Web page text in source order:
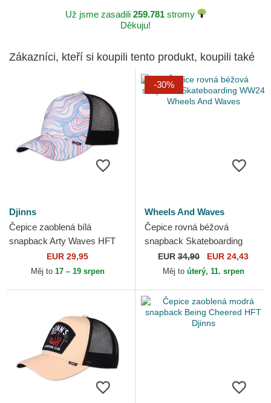
Už jsme zasadili 259.781stromy
Děkuju!
Zákazníci, kteří si koupili tento produkt, koupili také
Djinns
Čepice zaoblená bílá
snapback Arty Waves HFT
EUR 29,95
Měj to 17 – 19 srpen
-30%
Wheels And Waves
Čepice rovná béžová
snapback Skateboarding
WW24 Wheels And Waves
EUR 34,90 EUR 24,43
Měj to úterý, 11. srpen